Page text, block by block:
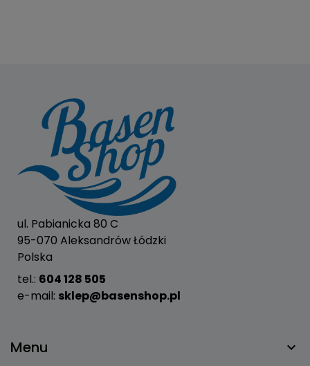
ul. Pabianicka 80 C
95-070 Aleksandrów Łódzki
Polska
tel.: 604 128 505
e-mail: sklep@basenshop.pl
Menu